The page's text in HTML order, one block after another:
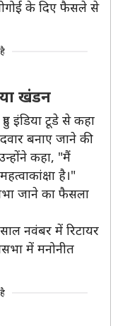
के दिए फैसले से
खंडन
इंडिया टूडे से कहा
बनाए जाने की
कहा, "मैं
है।"
जाने का फैसला
नवंबर में रिटायर
में मनोनीत